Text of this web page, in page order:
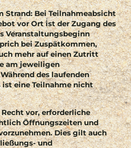
Strand:Bei Teilnahmeabsicht
vor Ort ist der Zugang des
Veranstaltungsbeginn
bei Zuspätkommen,
mehr auf einen Zutritt
am jeweiligen
des laufenden
eine Teilnahme nicht
vor, erforderliche
Öffnungszeiten und
Dies gilt auch
und